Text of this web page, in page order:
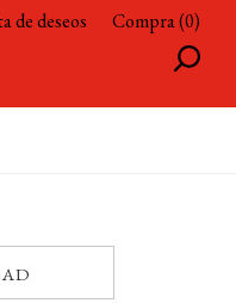
de deseos Compra (0)